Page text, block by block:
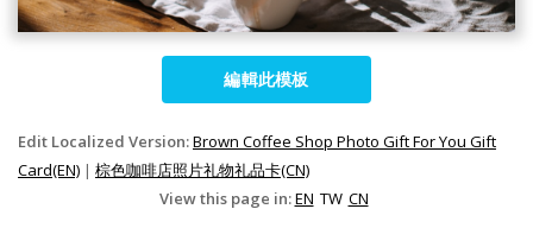
編輯此模板
Edit Localized Version:Brown Coffee Shop Photo Gift For You Gift
Card(EN) | 棕色咖啡店照片礼物礼品卡(CN)
View this page in:EN TW CN